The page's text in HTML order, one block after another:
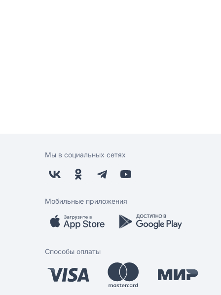
Мы в социальных сетях
Мобильные приложения
Способы оплаты